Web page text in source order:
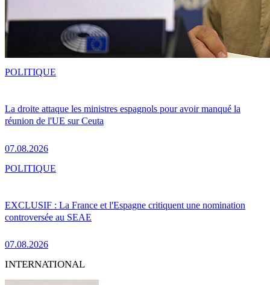
La droite attaque les ministres espagnols pour avoir manqué la
réunion de l'UE sur Ceuta
07.08.2026
POLITIQUE
EXCLUSIF : La France et l'Espagne critiquent une nomination
controversée au SEAE
07.08.2026
POLITIQUE
INTERNATIONAL